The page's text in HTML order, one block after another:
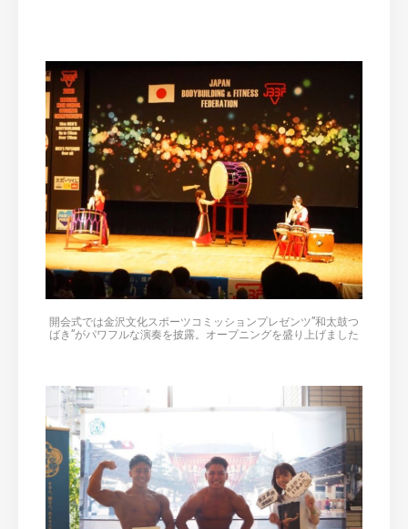
開会式では金沢文化スポーツコミッションプレゼンツ”和太鼓つ
ばき”がパワフルな演奏を披露。オープニングを盛り上げました